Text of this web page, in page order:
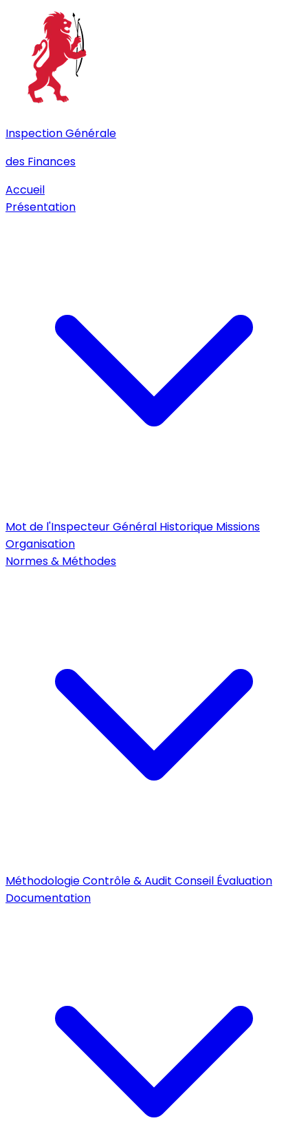
Inspection Générale
des Finances
IGF Togo - Accueil
Accueil
Présentation
Mot de l'Inspecteur Général Historique Missions
Organisation
Normes & Méthodes
MéthodologieContrôle & Audit Conseil Évaluation
Documentation